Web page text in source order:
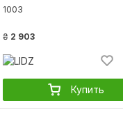
1003
₴ 2 903
Купить